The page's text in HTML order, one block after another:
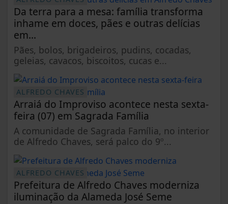
Da terra para a mesa: família transforma
inhame em doces, pães e outras delícias
em...
Pães, bolos, brigadeiros, pudins, cocadas,
geleias, cavacos, biscoitos, cucas e...
ALFREDO CHAVES
Arraiá do Improviso acontece nesta sexta-
feira (07) em Sagrada Família
A comunidade de Sagrada Família, no interior
de Alfredo Chaves, será palco do 9º...
ALFREDO CHAVES
Prefeitura de Alfredo Chaves moderniza
iluminação da Alameda José Seme